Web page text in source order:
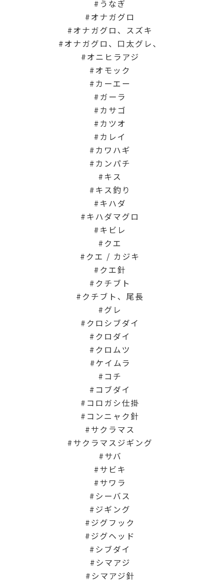
うなぎ
オナガグロ
オナガグロ、スズキ
オナガグロ、口太グレ、
オニヒラアジ
オモック
カーエー
ガーラ
カサゴ
カツオ
カレイ
カワハギ
カンパチ
キス
キス釣り
キハダ
キハダマグロ
キビレ
クエ
クエ / カジキ
クエ針
クチブト
クチブト、尾長
グレ
クロシブダイ
クロダイ
クロムツ
ケイムラ
コチ
コブダイ
コロガシ仕掛
コンニャク針
サクラマス
サクラマスジギング
サバ
サビキ
サワラ
シーバス
ジギング
ジグフック
ジグヘッド
シブダイ
シマアジ
シマアジ針